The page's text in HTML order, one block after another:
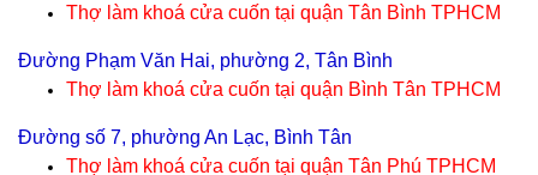
Thợ làm khoá cửa cuốn tại quận Tân Bình TPHCM
Đường Phạm Văn Hai, phường 2, Tân Bình
Thợ làm khoá cửa cuốn tại quận Bình Tân TPHCM
Đường số 7, phường An Lạc, Bình Tân
Thợ làm khoá cửa cuốn tại quận Tân Phú TPHCM